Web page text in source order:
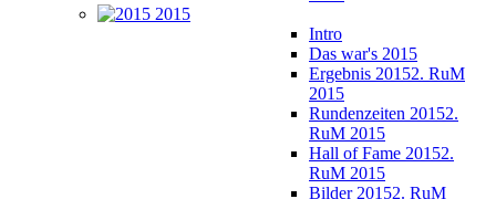
2015
Intro
Das war's 2015
Ergebnis 20152. RuM
2015
Rundenzeiten 20152.
RuM 2015
Hall of Fame 20152.
RuM 2015
Bilder 20152. RuM